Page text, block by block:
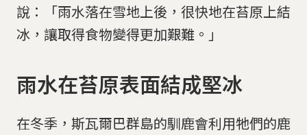
說：「雨水落在雪地上後，很快地在苔原上結
冰，讓取得食物變得更加艱難。」
雨水在苔原表面結成堅冰
在冬季，斯瓦爾巴群島的馴鹿會利用牠們的鹿